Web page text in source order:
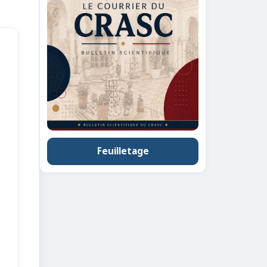
Feuilletage